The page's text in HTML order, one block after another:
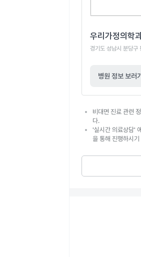
우리가정의학
경기도 성남시 분당
병원 정보 보러
비대면 진료 관련
다.
'실시간 의료상담'
을 통해 진행하시